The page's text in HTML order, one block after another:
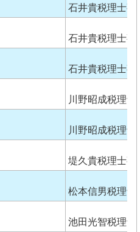
石井貴税理士事
石井貴税理士事
石井貴税理士事
川野昭成税理士
川野昭成税理士
堤久貴税理士事
松本信男税理士
池田光智税理士